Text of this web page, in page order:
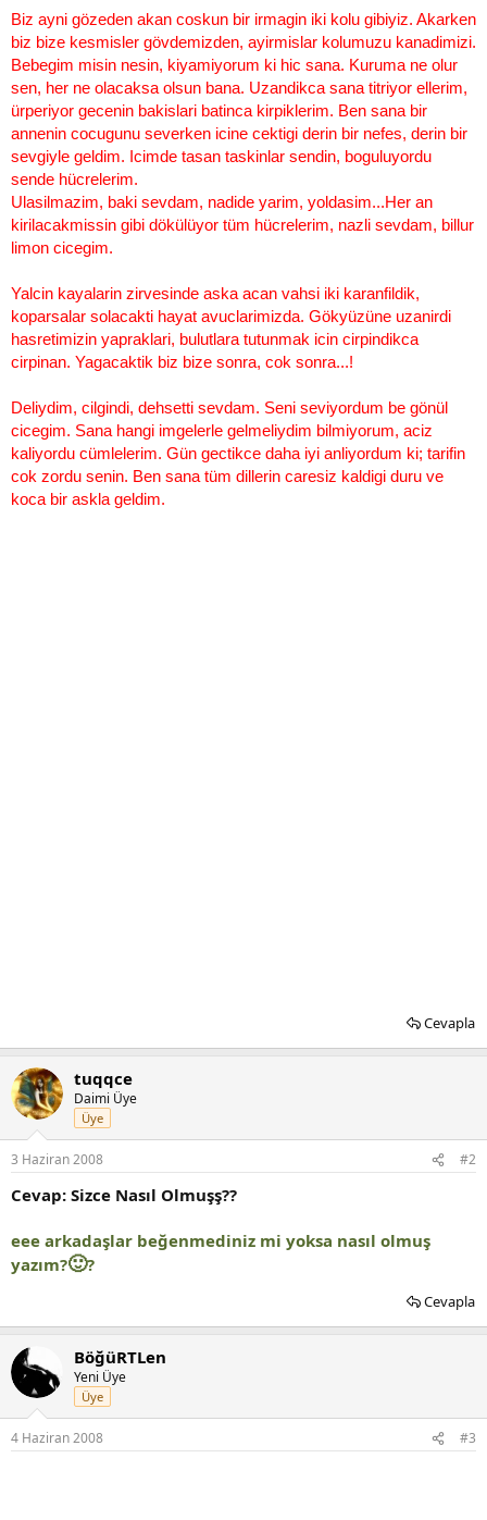
Biz ayni gözeden akan coskun bir irmagin iki kolu gibiyiz. Akarken
biz bize kesmisler gövdemizden, ayirmislar kolumuzu kanadimizi.
Bebegim misin nesin, kiyamiyorum ki hic sana. Kuruma ne olur
sen, her ne olacaksa olsun bana. Uzandikca sana titriyor ellerim,
ürperiyor gecenin bakislari batinca kirpiklerim. Ben sana bir
annenin cocugunu severken icine cektigi derin bir nefes, derin bir
sevgiyle geldim. Icimde tasan taskinlar sendin, boguluyordu
sende hücrelerim.
Ulasilmazim, baki sevdam, nadide yarim, yoldasim...Her an
kirilacakmissin gibi dökülüyor tüm hücrelerim, nazli sevdam, billur
limon cicegim.
Yalcin kayalarin zirvesinde aska acan vahsi iki karanfildik,
koparsalar solacakti hayat avuclarimizda. Gökyüzüne uzanirdi
hasretimizin yapraklari, bulutlara tutunmak icin cirpindikca
cirpinan. Yagacaktik biz bize sonra, cok sonra...!
Deliydim, cilgindi, dehsetti sevdam. Seni seviyordum be gönül
cicegim. Sana hangi imgelerle gelmeliydim bilmiyorum, aciz
kaliyordu cümlelerim. Gün gectikce daha iyi anliyordum ki; tarifin
cok zordu senin. Ben sana tüm dillerin caresiz kaldigi duru ve
koca bir askla geldim.
Cevapla
tuqqce
Daimi Üye
Üye
3 Haziran 2008 #2
Cevap: Sizce Nasıl Olmuşş??
eee arkadaşlar beğenmediniz mi yoksa nasıl olmuş
yazım?🙂?
Cevapla
BöğüRTLen
Yeni Üye
Üye
4 Haziran 2008 #3